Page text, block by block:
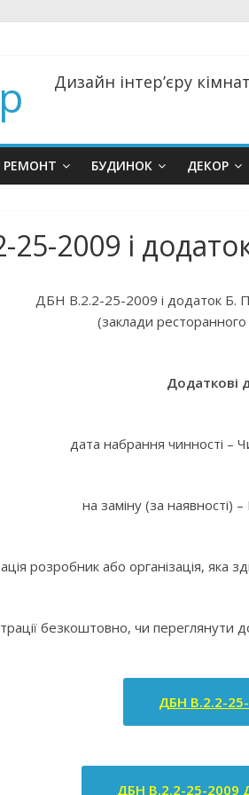
Дизайн інтер’єру
РЕМОНТ БУДИНОК ДЕКОР
2009 і
ДБН В.2.2-25-2009 і додаток Б.
(заклади ресторанного
Додаткові
дата набрання чинності –
на заміну (за наявності)
розробник або організація, яка
безкоштовно, чи
ДБН В.2.2-
ДБН В.2.2-25-2009